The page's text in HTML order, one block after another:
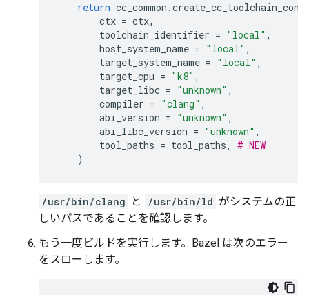
return cc_common .
ctx = ctx,
toolchain_identifier = "local" ,
host_system_name = "local" ,
target_system_name = "local" ,
target_cpu = "k8" ,
target_libc = "unknown" ,
compiler = "clang" ,
abi_version = "unknown" ,
abi_libc_version = "unknown" ,
tool_paths = tool_paths,
# NEW
)
/usr/bin/clang と /usr/bin/ld がシステムの正
しいパスであることを確認します。
もう一度ビルドを実行します。Bazel は次のエラー
をスローします。